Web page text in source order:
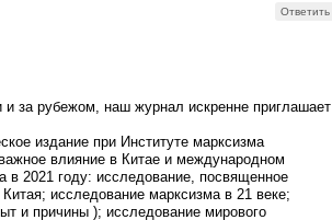
Ответить
за рубежом, наш журнал искренне приглашает
издание при Институте марксизма
влияние в Китае и международном
2021 году: исследование, посвященное
исследование марксизма в 21 веке;
и причины ); исследование мирового